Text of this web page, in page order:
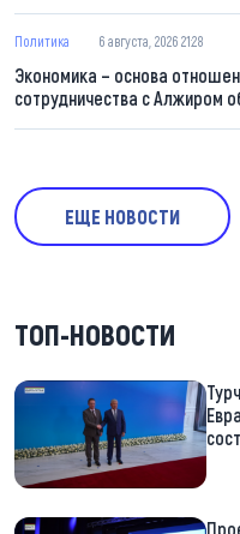
Политика 6 августа, 2026 21:28
Экономика – основа
сотрудничества с Алжиром
ЕЩЕ НОВОСТИ
ТОП-НОВОСТИ